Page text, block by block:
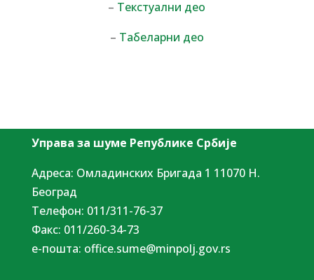
– Текстуални део
– Табеларни део
Управа за шуме Републике Србије
Адреса: Омладинских Бригада 1 11070 Н.
Београд
Tелефон: 011/311-76-37
Факс: 011/260-34-73
е-пошта: office.sume@minpolj.gov.rs